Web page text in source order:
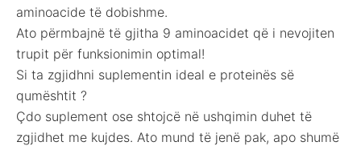
aminoacide të dobishme.
Ato përmbajnë të gjitha 9 aminoacidet që i nevojiten
trupit për funksionimin optimal!
Si ta zgjidhni suplementin ideal e proteinës së
qumështit ?
Çdo suplement ose shtojcë në ushqimin duhet të
zgjidhet me kujdes. Ato mund të jenë pak, apo shumë